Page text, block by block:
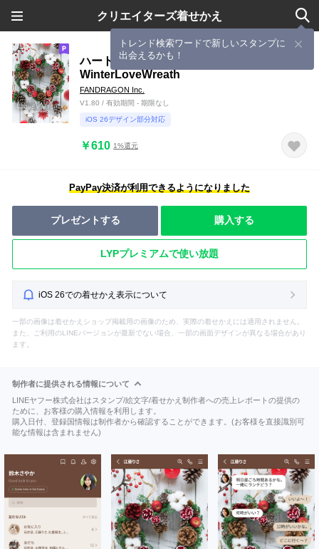
クリエイターズ着せかえ
トレンド検索ワードで新しいスタンプに
出会えるかも！
ハートのフラワーリース～
WinterLoveWreath
FANDRAGON Inc.
V1.80 / 有効期間 - 期限なし
iOS 26デザイン部分対応
￥610 1%還元
PayPay決済が利用できるようになりました
プレゼントする 購入する
LYPプレミアムで使い放題
iOS 26での着せかえ表示について
一部の画像は着せかえショップ掲載用の画像のため、実際の着せかえには適用されません。
また、ご利用のLINEバージョンが最新でない場合、一部の画面デザインが異なる場合があり
ます。
制作者に提供される情報について
LINEヤフー株式会社はスタンプ/絵文字/着せかえ制作者への売上レポートの提供の
ために、お客様の購入情報を利用します。
購入日付、登録国情報は制作者から確認することができます。(お客様を直接識別可
能な情報は含まれません)